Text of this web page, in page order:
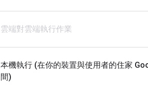
雲端對雲端執行作業
本機執行 (在你的裝置與使用者的住家
間)